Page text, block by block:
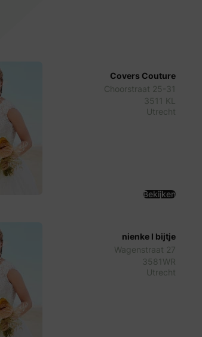
Covers Couture
Choorstraat 25-31
3511 KL
Utrecht
Bekijken
nienke I bijtje
Wagenstraat 27
3581WR
Utrecht